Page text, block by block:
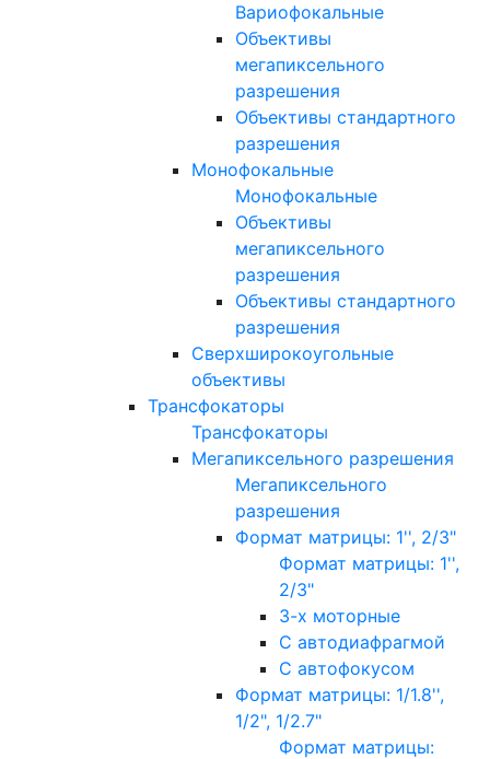
Вариофокальные
Объективы
мегапиксельного
разрешения
Объективы стандартного
разрешения
Монофокальные
Монофокальные
Объективы
мегапиксельного
разрешения
Объективы стандартного
разрешения
Сверхширокоугольные
объективы
Трансфокаторы
Трансфокаторы
Мегапиксельного разрешения
Мегапиксельного
разрешения
Формат матрицы: 1'', 2/3"
Формат матрицы: 1'',
2/3"
3-х моторные
С автодиафрагмой
С автофокусом
Формат матрицы: 1/1.8'',
1/2", 1/2.7"
Формат матрицы: